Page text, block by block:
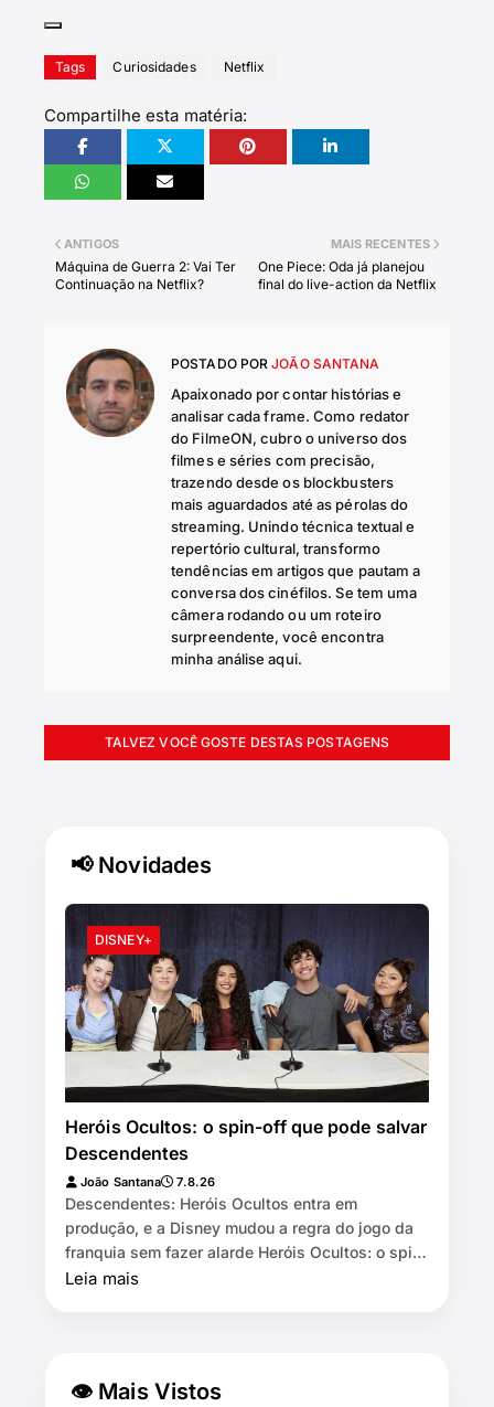
Tags Curiosidades Netflix
Compartilhe esta matéria:
MAIS RECENTES
One Piece: Oda já planejou
final do live-action da Netflix
ANTIGOS
Máquina de Guerra 2: Vai Ter
Continuação na Netflix?
POSTADO POR JOÃO SANTANA
Apaixonado por contar histórias e
analisar cada frame. Como redator
do FilmeON, cubro o universo dos
filmes e séries com precisão,
trazendo desde os blockbusters
mais aguardados até as pérolas do
streaming. Unindo técnica textual e
repertório cultural, transformo
tendências em artigos que pautam a
conversa dos cinéfilos. Se tem uma
câmera rodando ou um roteiro
surpreendente, você encontra
minha análise aqui.
TALVEZ VOCÊ GOSTE DESTAS POSTAGENS
📢 Novidades
DISNEY+
Heróis Ocultos: o spin-off que pode salvar
Descendentes
João Santana 7.8.26
Descendentes: Heróis Ocultos entra em
produção, e a Disney mudou a regra do jogo da
franquia sem fazer alarde Heróis Ocultos: o spin-
Leia mais
👁 Mais Vistos